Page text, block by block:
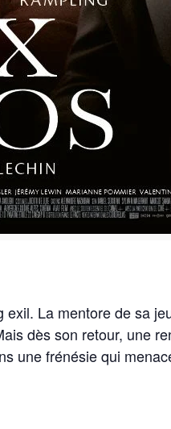
La mentore de sa
dès son retour, une
une frénésie qui